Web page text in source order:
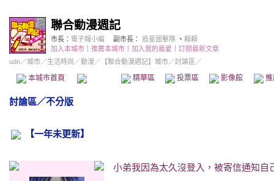
聯合動漫週記
市長： 電子報小編 副市長： 追星圖擊隊 、 賴賴
加入本城市
推薦本城市 加入我的最愛
訂閱最新文章
udn／城市／生活時尚 ／動漫 ／ 【聯合動漫週記】城市／討論區／
本城市首頁 精華區 投票區 影像館
討論區／不分版
【一年未更新】
小弟我因為太久沒登入，被寄信通知自